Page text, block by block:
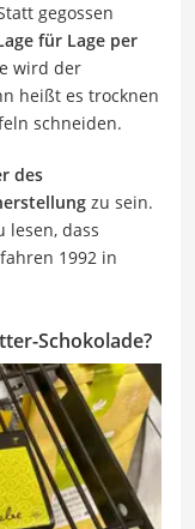
gegossen
für Lage per
wird der
heißt es trocknen
schneiden.
des
zu sein.
lesen, dass
1992 in
Schokolade?